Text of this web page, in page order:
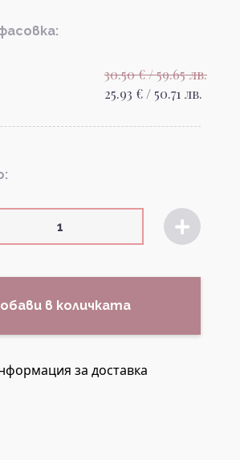
30.50 € / 59.65 лв.
25.93 € / 50.71 лв.
в количката
за доставка